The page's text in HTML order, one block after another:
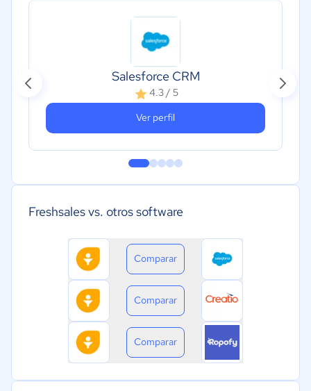
Salesforce CRM
4.3 / 5
Ver perfil
Freshsales vs. otros software
Comparar
Comparar
Comparar